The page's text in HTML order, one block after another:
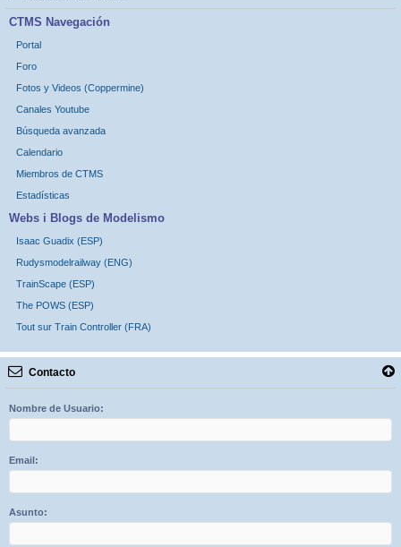
CTMS Navegación
Portal
Foro
Fotos y Videos (Coppermine)
Canales Youtube
Búsqueda avanzada
Calendario
Miembros de CTMS
Estadísticas
Webs i Blogs de Modelismo
Isaac Guadix (ESP)
Rudysmodelrailway (ENG)
TrainScape (ESP)
The POWS (ESP)
Tout sur Train Controller (FRA)
Contacto
Nombre de Usuario:
Email:
Asunto: